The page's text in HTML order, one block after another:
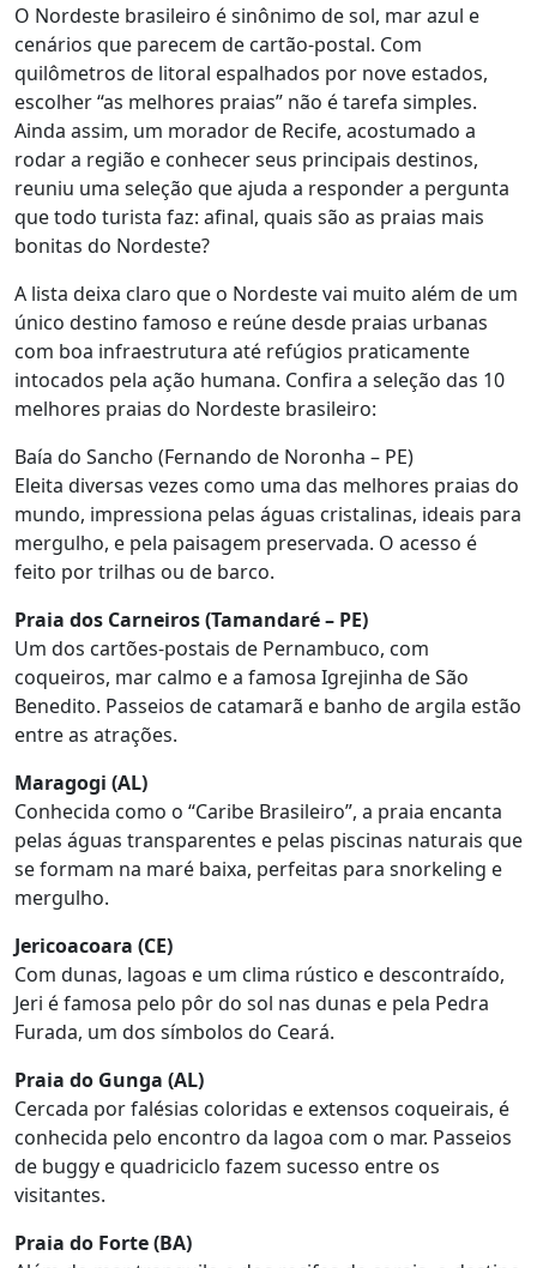
O Nordeste brasileiro é sinônimo de sol, mar azul e
cenários que parecem de cartão-postal. Com
quilômetros de litoral espalhados por nove estados,
escolher “as melhores praias” não é tarefa simples.
Ainda assim, um morador de Recife, acostumado a
rodar a região e conhecer seus principais destinos,
reuniu uma seleção que ajuda a responder a pergunta
que todo turista faz: afinal, quais são as praias mais
bonitas do Nordeste?
A lista deixa claro que o Nordeste vai muito além de um
único destino famoso e reúne desde praias urbanas
com boa infraestrutura até refúgios praticamente
intocados pela ação humana. Confira a seleção das 10
melhores praias do Nordeste brasileiro:
Baía do Sancho (Fernando de Noronha – PE)
Eleita diversas vezes como uma das melhores praias do
mundo, impressiona pelas águas cristalinas, ideais para
mergulho, e pela paisagem preservada. O acesso é
feito por trilhas ou de barco.
Praia dos Carneiros (Tamandaré – PE)
Um dos cartões-postais de Pernambuco, com
coqueiros, mar calmo e a famosa Igrejinha de São
Benedito. Passeios de catamarã e banho de argila estão
entre as atrações.
Maragogi (AL)
Conhecida como o “Caribe Brasileiro”, a praia encanta
pelas águas transparentes e pelas piscinas naturais que
se formam na maré baixa, perfeitas para snorkeling e
mergulho.
Jericoacoara (CE)
Com dunas, lagoas e um clima rústico e descontraído,
Jeri é famosa pelo pôr do sol nas dunas e pela Pedra
Furada, um dos símbolos do Ceará.
Praia do Gunga (AL)
Cercada por falésias coloridas e extensos coqueirais, é
conhecida pelo encontro da lagoa com o mar. Passeios
de buggy e quadriciclo fazem sucesso entre os
visitantes.
Praia do Forte (BA)